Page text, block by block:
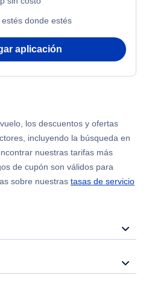
York
Kong
donde estés
aplicación
los descuentos y ofertas
incluyendo la búsqueda en
nuestras tarifas más
de cupón son válidos para
sobre nuestras tasas de servicio